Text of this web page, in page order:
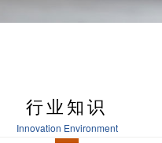
行业知识
Innovation Environment